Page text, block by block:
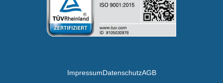
ImpressumDatenschutzAGB